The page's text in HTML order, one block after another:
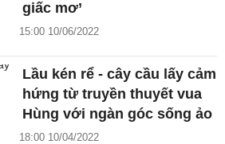
giấc mơ’
15:00 10/06/2022
Lầu kén rể - cây cầu lấy cảm
hứng từ truyền thuyết vua
Hùng với ngàn góc sống ảo
18:00 10/04/2022